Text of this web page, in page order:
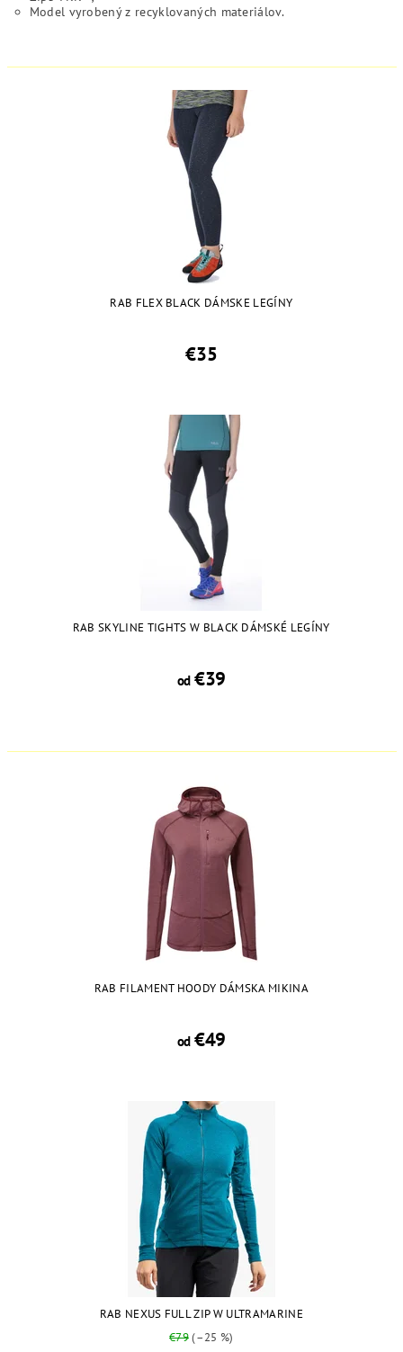
Model vyrobený z recyklovaných materiálov.
RAB FLEX BLACK DÁMSKE LEGÍNY
€35
RAB SKYLINE TIGHTS W BLACK DÁMSKÉ LEGÍNY
od€39
RAB FILAMENT HOODY DÁMSKA MIKINA
od€49
RAB NEXUS FULL ZIP W ULTRAMARINE
€79(–25 %)